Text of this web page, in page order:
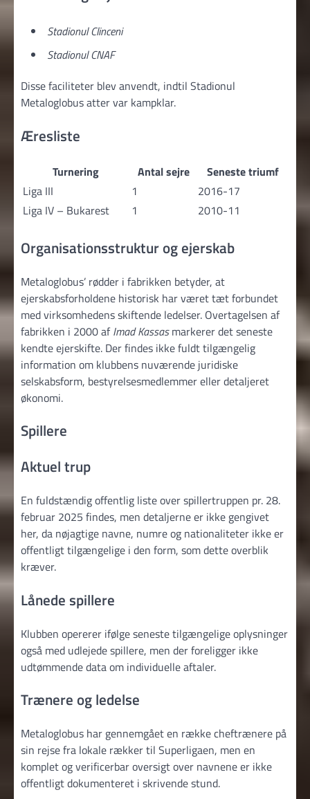
Stadionul Clinceni
Stadionul CNAF
Disse faciliteter blev anvendt, indtil Stadionul
Metaloglobus atter var kampklar.
Æresliste
Turnering Antal sejre
Seneste triumf
Liga III
1
2016-17
Liga IV – Bukarest
1 2010-11
Organisationsstruktur og ejerskab
Metaloglobus’ rødder i fabrikken betyder, at
ejerskabsforholdene historisk har været tæt forbundet
med virksomhedens skiftende ledelser. Overtagelsen af
fabrikken i 2000 afImad Kassasmarkerer det seneste
kendte ejerskifte. Der findes ikke fuldt tilgængelig
information om klubbens nuværende juridiske
selskabsform, bestyrelsesmedlemmer eller detaljeret
økonomi.
Spillere
Aktuel trup
En fuldstændig offentlig liste over spillertruppen pr. 28.
februar 2025 findes, men detaljerne er ikke gengivet
her, da nøjagtige navne, numre og nationaliteter ikke er
offentligt tilgængelige i den form, som dette overblik
kræver.
Lånede spillere
Klubben opererer ifølge seneste tilgængelige oplysninger
også med udlejede spillere, men der foreligger ikke
udtømmende data om individuelle aftaler.
Trænere og ledelse
Metaloglobus har gennemgået en række cheftrænere på
sin rejse fra lokale rækker til Superligaen, men en
komplet og verificerbar oversigt over navnene er ikke
offentligt dokumenteret i skrivende stund.